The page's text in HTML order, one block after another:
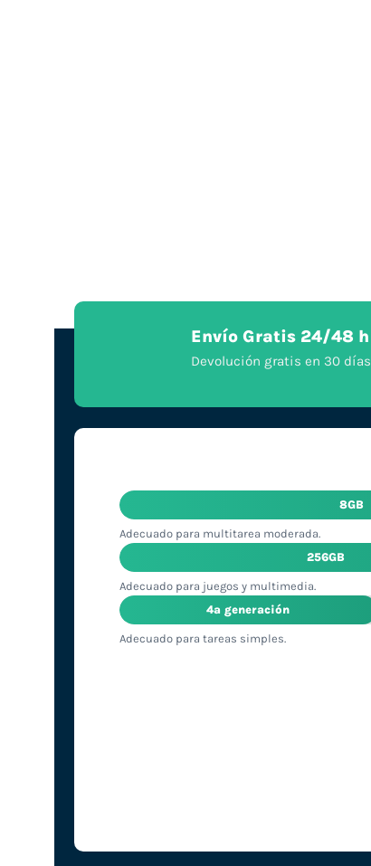
Envío Gratis 24/48 h
Devolución gratis en 30 días
8GB
Adecuado para multitarea moderada.
256GB
Adecuado para juegos y multimedia.
4ª generación
Adecuado para tareas simples.